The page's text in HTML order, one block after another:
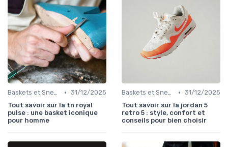
Baskets et Sneakers • 31/12/2025
Tout savoir sur la tn royal
pulse : une basket iconique
pour homme
Baskets et Sneakers • 31/12/2025
Tout savoir sur la jordan 5
retro 5 : style, confort et
conseils pour bien choisir